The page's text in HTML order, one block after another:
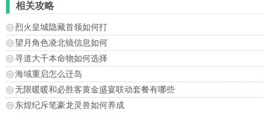
相关攻略
烈火皇城隐藏首领如何打
望月角色凌北镜信息如何
寻道大千本命物如何选择
海域重启怎么迁岛
无限暖暖和必胜客黄金盛宴联动套餐有哪些
东煌纪斥笔豪龙灵兽如何养成